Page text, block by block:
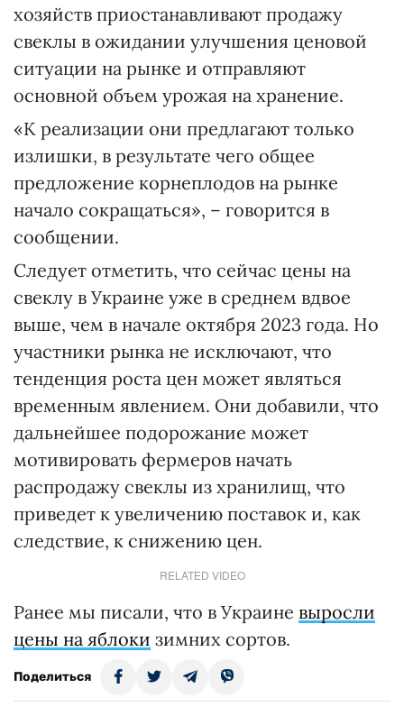
хозяйств приостанавливают продажу
свеклы в ожидании улучшения ценовой
ситуации на рынке и отправляют
основной объем урожая на хранение.
«К реализации они предлагают только
излишки, в результате чего общее
предложение корнеплодов на рынке
начало сокращаться», – говорится в
сообщении.
Следует отметить, что сейчас цены на
свеклу в Украине уже в среднем вдвое
выше, чем в начале октября 2023 года. Но
участники рынка не исключают, что
тенденция роста цен может являться
временным явлением. Они добавили, что
дальнейшее подорожание может
мотивировать фермеров начать
распродажу свеклы из хранилищ, что
приведет к увеличению поставок и, как
следствие, к снижению цен.
RELATED VIDEO
Ранее мы писали, что в Украине выросли
цены на яблоки зимних сортов.
Поделиться